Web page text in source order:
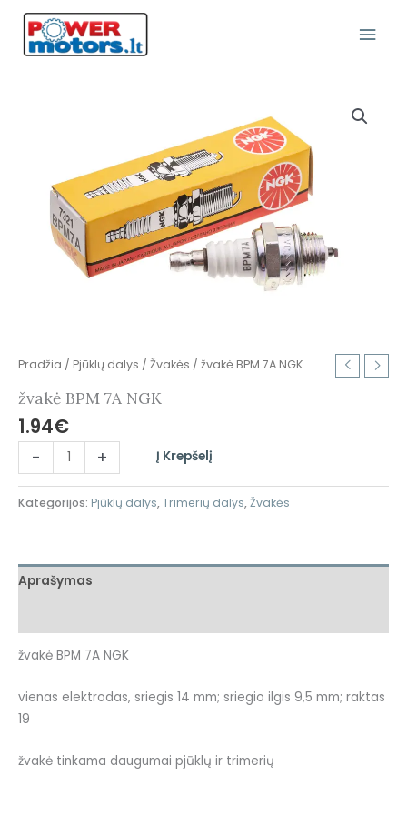
Pereiti
turinio
Pradžia / Pjūklų dalys / Žvakės / žvakė BPM 7A NGK
žvakė BPM 7A NGK
1.94€
- + Į Krepšelį
Kategorijos: Pjūklų dalys,Trimerių dalys,Žvakės
Aprašymas
žvakė BPM 7A NGK
vienas elektrodas, sriegis 14 mm; sriegio ilgis 9,5 mm; raktas
19
žvakė tinkama daugumai pjūklų ir trimerių